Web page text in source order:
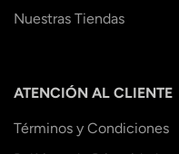
Nuestras Tiendas
ATENCIÓN AL CLIENTE
Términos y Condiciones